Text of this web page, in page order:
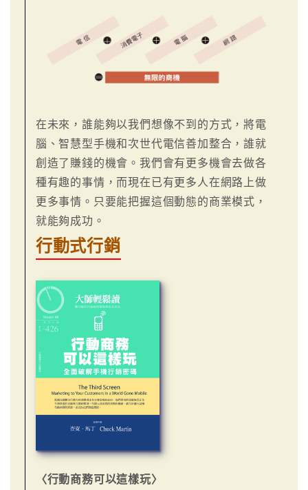
在未來，誰能夠以我們想像不到的方式，將電
腦、智慧型手機和次世代電信善加整合，誰就
創造了賺錢的機會。我們會有更多機會去做各
種有趣的事情，而現在已有更多人在網路上做
更多事情。只要能把握這個動態的商業模式，
就能夠成功。
行動式行銷
〈行動商務可以這樣玩〉